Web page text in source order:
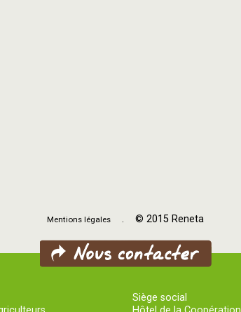
Mentions légales . © 2015 Reneta
Siège social